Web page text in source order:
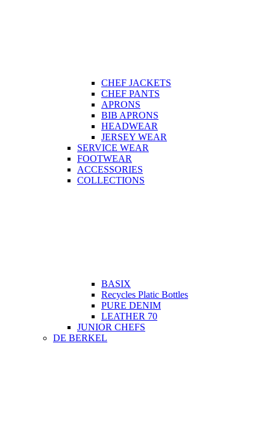
CHEF JACKETS
CHEF PANTS
APRONS
BIB APRONS
HEADWEAR
JERSEY WEAR
SERVICE WEAR
FOOTWEAR
ACCESSORIES
COLLECTIONS
BASIX
Recycles Platic Bottles
PURE DENIM
LEATHER 70
JUNIOR CHEFS
DE BERKEL